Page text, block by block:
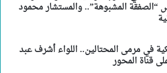
“الصفقة المشبوهة”.. والمستشار محمود
في مرمى المحتالين.. اللواء أشرف عبد
قناة المحور